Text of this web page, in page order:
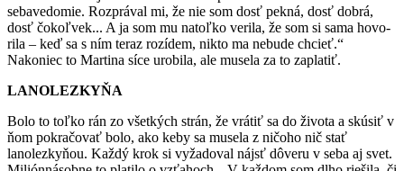
sebavedomie. Rozprával mi, že nie som dosť pekná, dosť dobrá,
dosť čokoľvek... A ja som mu natoľko verila, že som si sama hovo­
rila – keď sa s ním teraz rozídem, nikto ma nebude chcieť.“
Nakoniec to Martina síce urobila, ale mu­sela za to zaplatiť.
LANOLEZKYŇA
Bolo to toľko rán zo všetkých strán, že vrátiť sa do života a skúsiť v
ňom pokračovať bolo, ako keby sa musela z ničoho nič stať
lanolezkyňou. Kaž­dý krok si vyžadoval nájsť dôveru v seba aj svet.